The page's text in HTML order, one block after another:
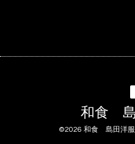
和食 島
©2026 和食 島田洋服